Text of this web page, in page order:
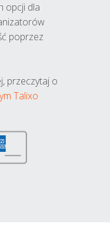
opcji dla
poprzez
przeczytaj o
Talixo